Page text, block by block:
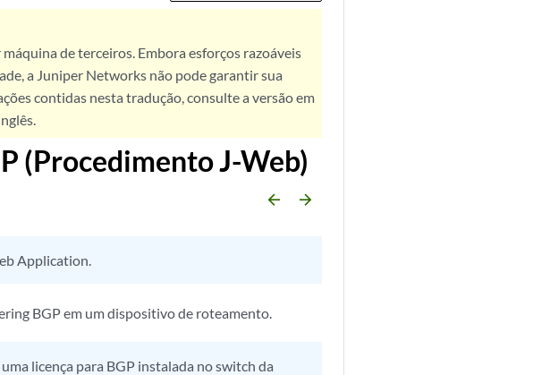
de terceiros. Embora esforços razoáveis
a Juniper Networks não pode garantir sua
contidas nesta tradução, consulte a versão em
(Procedimento J-Web)
arrow_backward arrow_forward
Application.
BGP em um dispositivo de roteamento.
licença para BGP instalada no switch da